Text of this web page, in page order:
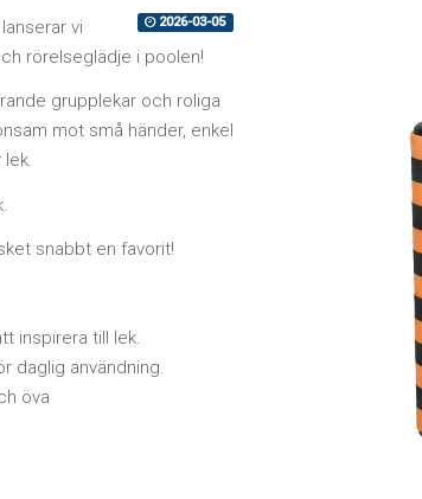
2026-03-05
vi
rörelseglädje i poolen!
grupplekar och roliga
mot små händer, enkel
snabbt en favorit!
inspirera till lek.
daglig användning.
öva